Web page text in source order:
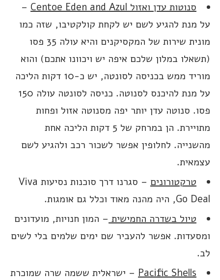
סנוטות עדן ואזול Centoe Eden and Azul
–
על מנת להגיע לשם יש לקחת קולקטיבו, שזה כמו
מונית שירות של המקסיקנים והיא עולה 35 פסו
(תשאלו במלון שלכם איפה יש ויכוונו אתכם) והוא
מוריד ממש בכניסה לסונטה, יש כ-10 דקות הליכה
על מנת להיכנס לסנוטה. כניסה לסונטה עולה 150
פסו. סנוטה עדן יותר יפה מסנוטה אזול ופחות
מתויירת. הן במרחק של 5 דקות הליכה אחת
מהשנייה. לחלופין אפשר לשכור רכב ולהגיע לשם
עצמאית.
טרקטורונים
– סגרנו דרך סוכנות נסיעות Viva
Go Deal, היה מהנה מאוד וכלל גם אומגות.
טיול בשדרה החמישית – המון חנויות, מועדונים
ומסעדות. אפשר להעביר שם ימים שלמים בלי לשים
לב.
Pacific Shells – ישראלית ששמה שרה שמוכרת